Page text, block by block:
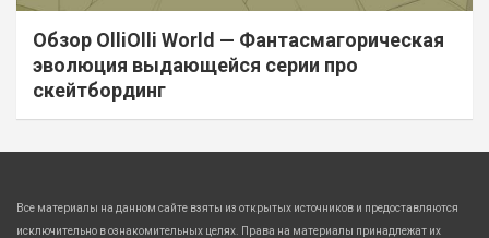
Обзор OlliOlli World — Фантасмагорическая
эволюция выдающейся серии про
скейтбординг
Все материалы на данном сайте взяты из открытых источников и предоставляются
исключительно в ознакомительных целях. Права на материалы принадлежат их